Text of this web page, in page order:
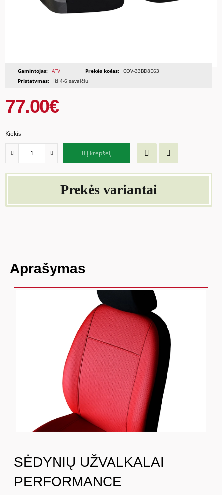
Gamintojas: ATV Prekės kodas: COV-33BD8E63
Pristatymas:
Iki 4-6 savaičių
77.00€
Kiekis
Į krepšelį
Prekės variantai
Aprašymas
SĖDYNIŲ UŽVALKALAI
PERFORMANCE